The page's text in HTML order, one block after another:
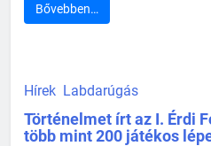
Bővebben…
Hírek Labdarúgás
Történelmet írt az I. Érdi
több mint 200 játékos